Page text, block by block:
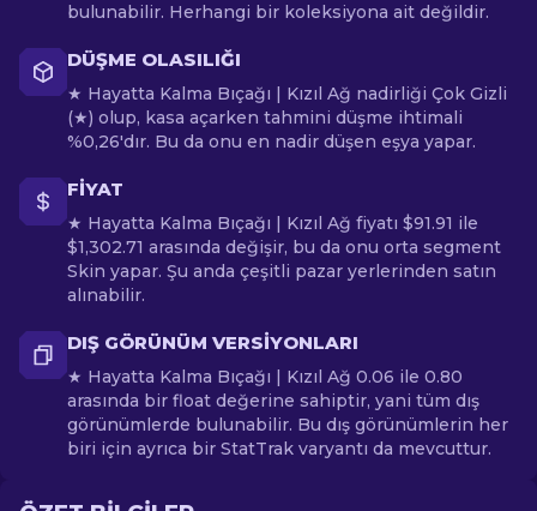
bulunabilir. Herhangi bir koleksiyona ait değildir.
DÜŞME OLASILIĞI
★ Hayatta Kalma Bıçağı | Kızıl Ağ nadirliği Çok Gizli
(★) olup, kasa açarken tahmini düşme ihtimali
%0,26'dır. Bu da onu en nadir düşen eşya yapar.
FIYAT
★ Hayatta Kalma Bıçağı | Kızıl Ağ fiyatı $91.91 ile
$1,302.71 arasında değişir, bu da onu orta segment
Skin yapar. Şu anda çeşitli pazar yerlerinden satın
alınabilir.
DIŞ GÖRÜNÜM VERSIYONLARI
★ Hayatta Kalma Bıçağı | Kızıl Ağ 0.06 ile 0.80
arasında bir float değerine sahiptir, yani tüm dış
görünümlerde bulunabilir. Bu dış görünümlerin her
biri için ayrıca bir StatTrak varyantı da mevcuttur.